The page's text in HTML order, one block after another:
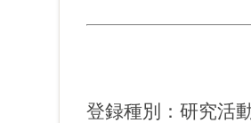
登録種別：研究活